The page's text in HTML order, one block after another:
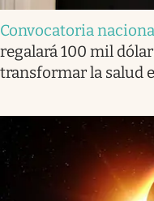
Convocatoria
regalará 100 mil
transformar la salud